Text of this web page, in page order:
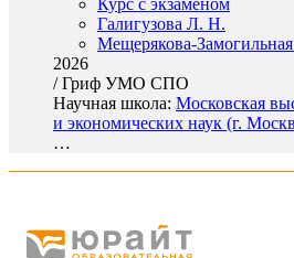
Курс с экзаменом
Галигузова Л. Н.
Мещерякова-
2026
/Гриф УМО СПО
Научная школа: Московская
и экономических наук (г.
…